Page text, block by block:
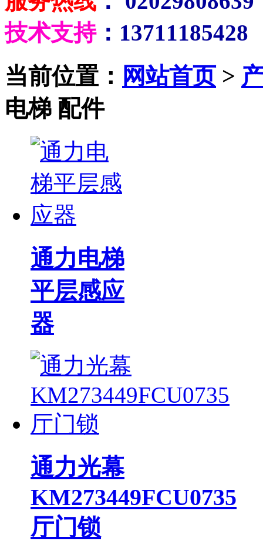
技术支持：13711185428
当前位置： 网站首页>
电梯 配件
通力电梯
平层感应
器
通力光幕
KM273449FCU0735
厅门锁